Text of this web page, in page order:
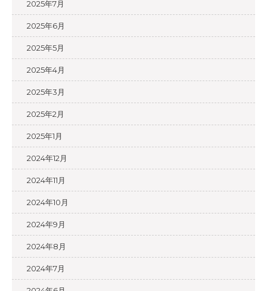
2025年7月
2025年6月
2025年5月
2025年4月
2025年3月
2025年2月
2025年1月
2024年12月
2024年11月
2024年10月
2024年9月
2024年8月
2024年7月